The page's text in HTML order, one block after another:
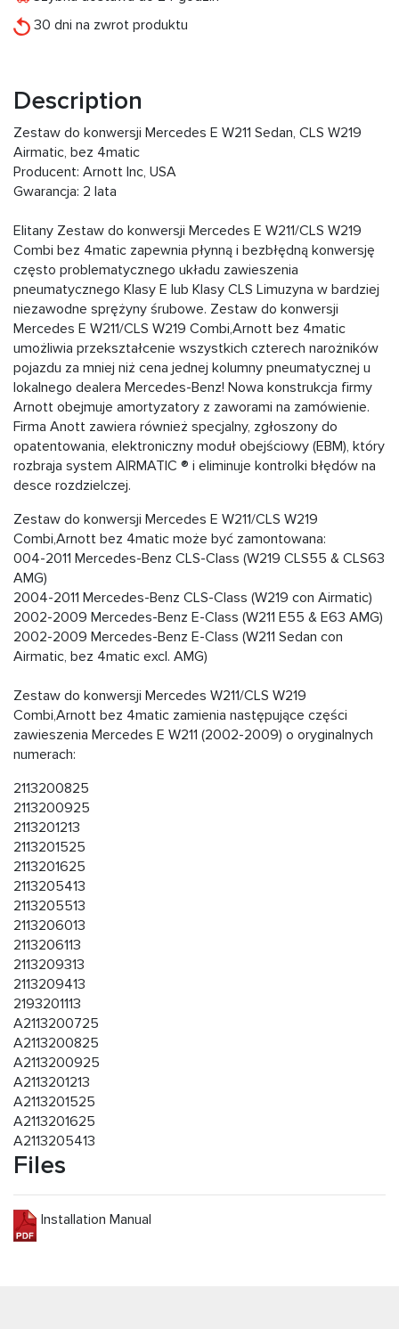
30 dni na zwrot produktu
Description
Zestaw do konwersji Mercedes E W211 Sedan, CLS W219
Airmatic, bez 4matic
Producent: Arnott Inc, USA
Gwarancja: 2 lata
Elitany Zestaw do konwersji Mercedes E W211/CLS W219
Combi bez 4matic zapewnia płynną i bezbłędną konwersję
często problematycznego układu zawieszenia
pneumatycznego Klasy E lub Klasy CLS Limuzyna w bardziej
niezawodne sprężyny śrubowe. Zestaw do konwersji
Mercedes E W211/CLS W219 Combi,Arnott bez 4matic
umożliwia przekształcenie wszystkich czterech narożników
pojazdu za mniej niż cena jednej kolumny pneumatycznej u
lokalnego dealera Mercedes-Benz! Nowa konstrukcja firmy
Arnott obejmuje amortyzatory z zaworami na zamówienie.
Firma Anott zawiera również specjalny, zgłoszony do
opatentowania, elektroniczny moduł obejściowy (EBM), który
rozbraja system AIRMATIC ® i eliminuje kontrolki błędów na
desce rozdzielczej.
Zestaw do konwersji Mercedes E W211/CLS W219
Combi,Arnott bez 4matic może być zamontowana:
004-2011 Mercedes-Benz CLS-Class (W219 CLS55 & CLS63
AMG)
2004-2011 Mercedes-Benz CLS-Class (W219 con Airmatic)
2002-2009 Mercedes-Benz E-Class (W211 E55 & E63 AMG)
2002-2009 Mercedes-Benz E-Class (W211 Sedan con
Airmatic, bez 4matic excl. AMG)
Zestaw do konwersji Mercedes W211/CLS W219
Combi,Arnott bez 4matic zamienia następujące części
zawieszenia Mercedes E W211 (2002-2009) o oryginalnych
numerach:
2113200825
2113200925
2113201213
2113201525
2113201625
2113205413
2113205513
2113206013
2113206113
2113209313
2113209413
2193201113
A2113200725
A2113200825
A2113200925
A2113201213
A2113201525
A2113201625
A2113205413
Files
Installation Manual